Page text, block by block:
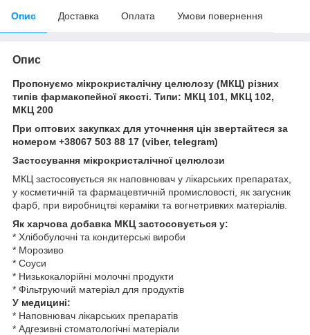
Опис Доставка Оплата Умови повернення
Опис
Пропонуємо мікрокристалічну целюлозу (МКЦ) різних
типів фармакопейної якості. Типи: МКЦ 101, МКЦ 102,
МКЦ 200
При оптових закупках для уточнення цін звертайтеся за
номером +38067 503 88 17 (viber, telegram)
Застосування мікрокристалічної целюлози
МКЦ застосовується як наповнювач у лікарських препаратах,
у косметичній та фармацевтичній промисловості, як загусник
фарб, при виробництві кераміки та вогнетривких матеріалів.
Як харчова добавка МКЦ застосовується у:
* Хлібобулочні та кондитерські вироби
* Морозиво
* Соуси
* Низькокалорійні молочні продукти
* Фільтруючий матеріал для продуктів
У медицині:
* Наповнювач лікарських препаратів
* Адгезивні стоматологічні матеріали